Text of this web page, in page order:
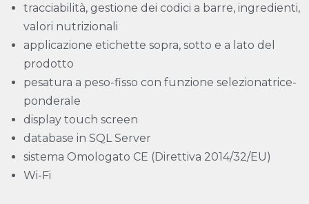
tracciabilità, gestione dei codici a barre, ingredienti,
valori nutrizionali
applicazione etichette sopra, sotto e a lato del
prodotto
pesatura a peso-fisso con funzione selezionatrice-
ponderale
display touch screen
database in SQL Server
sistema Omologato CE (Direttiva 2014/32/EU)
Wi-Fi